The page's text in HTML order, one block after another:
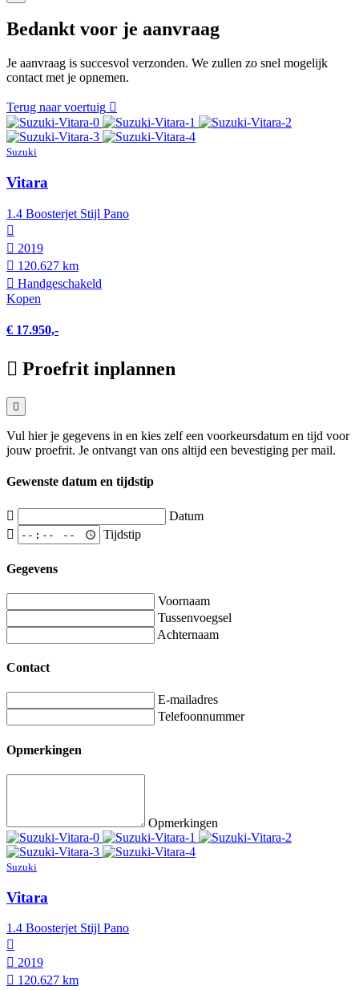
Bedankt voor je aanvraag
Je aanvraag is succesvol verzonden. We zullen zo snel mogelijk
contact met je opnemen.
Terug naar voertuig
Suzuki
Vitara
1.4 Boosterjet Stijl Pano
2019
120.627 km
Hand­geschakeld
Kopen
€ 17.950,-
Proefrit inplannen
Vul hier je gegevens in en kies zelf een voorkeursdatum en tijd voor
jouw proefrit. Je ontvangt van ons altijd een bevestiging per mail.
Gewenste datum en tijdstip
Datum
Tijdstip
Gegevens
Voornaam
Tussenvoegsel
Achternaam
Contact
E-mailadres
Telefoonnummer
Opmerkingen
Opmerkingen
Suzuki
Vitara
1.4 Boosterjet Stijl Pano
2019
120.627 km